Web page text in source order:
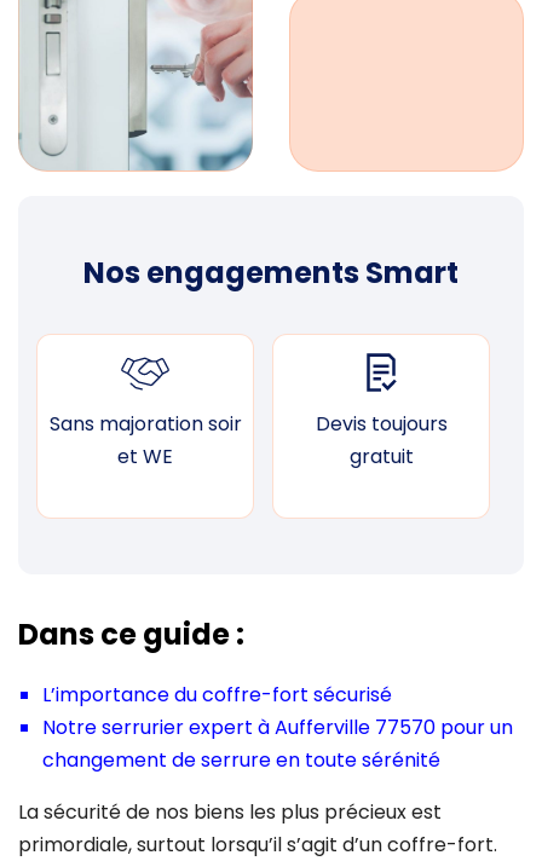
Nos engagements Smart
Sans majoration soir
et WE
Devis toujours
gratuit
Dans ce guide :
L’importance du coffre-fort sécurisé
Notre serrurier expert à Aufferville 77570 pour un
changement de serrure en toute sérénité
La sécurité de nos biens les plus précieux est
primordiale, surtout lorsqu’il s’agit d’un coffre-fort.